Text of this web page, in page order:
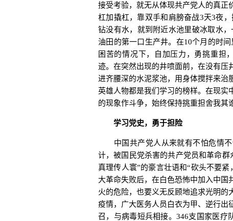
接受考验，就无从体现共产党人的真正
杠加撬杠，靠双手和肩膀奋战3天3夜
钻没有水，就到附近水池里破冰取水
油田的第一口生产井。在10个月的时
困苦的情况下，自加压力，勇挑重担
迹。在突然出现的井喷面前，在没有压
进齐腰深的水泥浆池，用身体搅拌来治
英雄人物都是我们学习的榜样。在现实
的现象作斗争，始终保持挑重担舍我其
学习党史，勇于担险
中国共产党人从来就有不怕危情不
计，被国民党杀害的共产党员和革命
真理传人寰”的豪言壮语和“砍头不要
大革命失败后，在白色恐怖中加入中
火的危险，也要义无反顾地追求光明的
疫情，广大医务人员白衣为甲、逆行出
召，与病毒短兵相接。346支国家医疗